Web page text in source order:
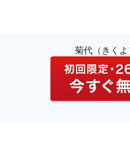
菊代（きく